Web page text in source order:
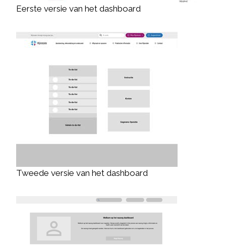
Eerste versie van het dashboard
Tweede versie van het dashboard